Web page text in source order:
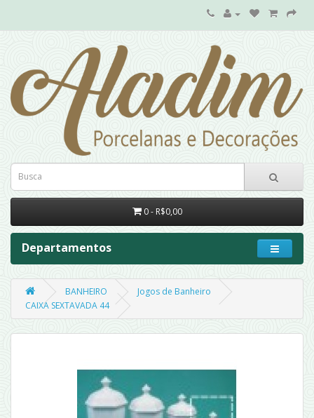
0 - R$0,00
Departamentos
BANHEIRO
Jogos de Banheiro
CAIXA SEXTAVADA 44